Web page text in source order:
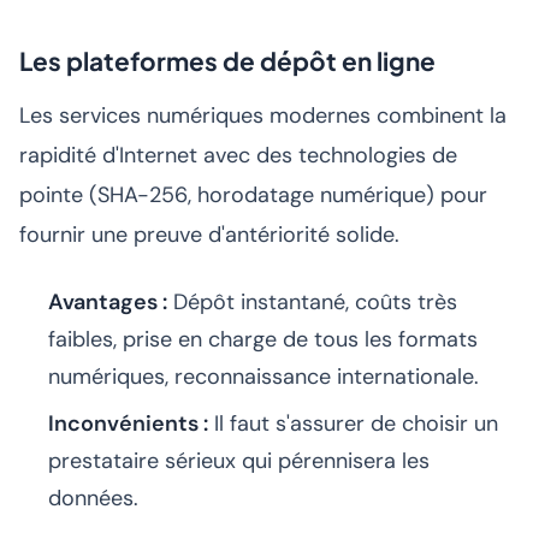
Les plateformes de dépôt en ligne
Les services numériques modernes combinent la
rapidité d'Internet avec des technologies de
pointe (SHA-256, horodatage numérique) pour
fournir une preuve d'antériorité solide.
Avantages : Dépôt instantané, coûts très
faibles, prise en charge de tous les formats
numériques, reconnaissance internationale.
Inconvénients : Il faut s'assurer de choisir un
prestataire sérieux qui pérennisera les
données.